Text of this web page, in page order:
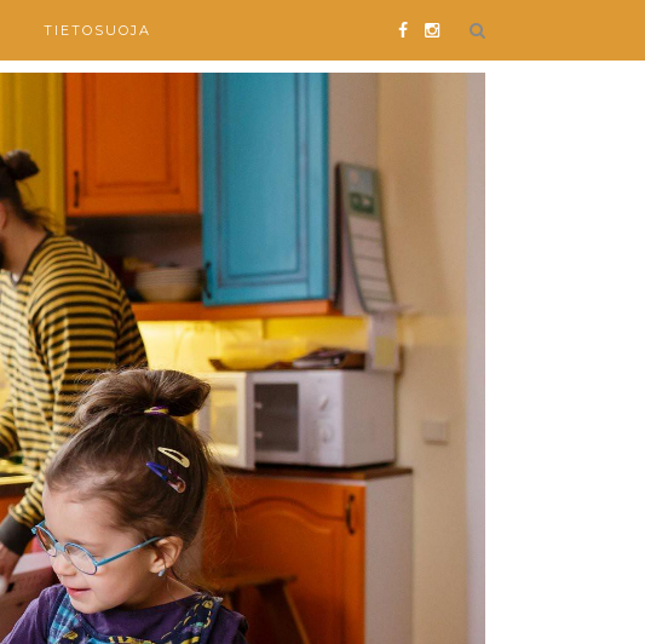
TIETOSUOJA